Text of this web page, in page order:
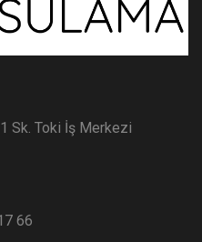
Sk. Toki İş Merkezi
66